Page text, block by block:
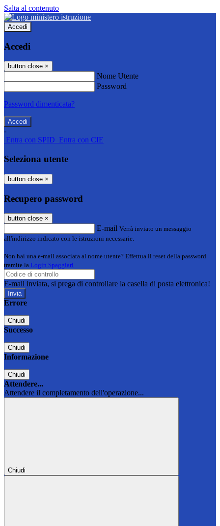
Salta al contenuto
Accedi
Accedi
button close ×
Nome Utente
Password
Password dimenticata?
-
Entra con SPID Entra con CIE
Seleziona utente
button close ×
Recupero password
button close ×
E-mail Verrà inviato un messaggio
all'indirizzo indicato con le istruzioni necessarie.
Non hai una e-mail associata al nome utente? Effettua il reset della password
tramite la Login Spaggiari
E-mail inviata, si prega di controllare la casella di posta elettronica!
Errore
Chiudi
Successo
Chiudi
Informazione
Chiudi
Attendere...
Attendere il completamento dell'operazione...
Chiudi